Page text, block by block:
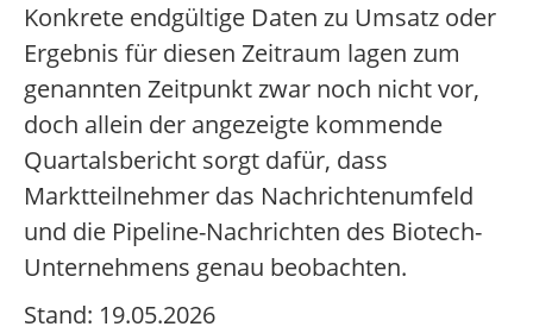
Konkrete endgültige Daten zu Umsatz oder
Ergebnis für diesen Zeitraum lagen zum
genannten Zeitpunkt zwar noch nicht vor,
doch allein der angezeigte kommende
Quartalsbericht sorgt dafür, dass
Marktteilnehmer das Nachrichtenumfeld
und die Pipeline-Nachrichten des Biotech-
Unternehmens genau beobachten.
Stand: 19.05.2026